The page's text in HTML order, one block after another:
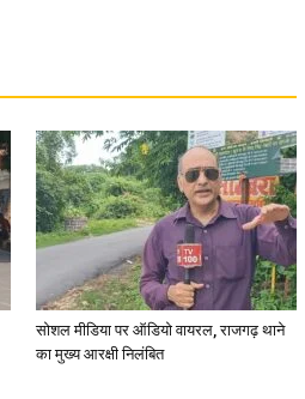
सोशल मीडिया पर ऑडियो वायरल, राजगढ़ थाने
का मुख्य आरक्षी निलंबित